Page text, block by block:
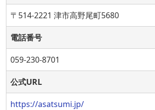
〒514-2221 津市高野尾町5680
電話番号
059-230-8701
公式URL
https://asatsumi.jp/